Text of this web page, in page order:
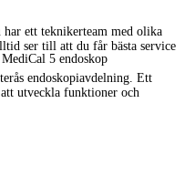
ett teknikerteam med olika
ser till att du får bästa service
5 endoskop
endoskopiavdelning. Ett
utveckla funktioner och